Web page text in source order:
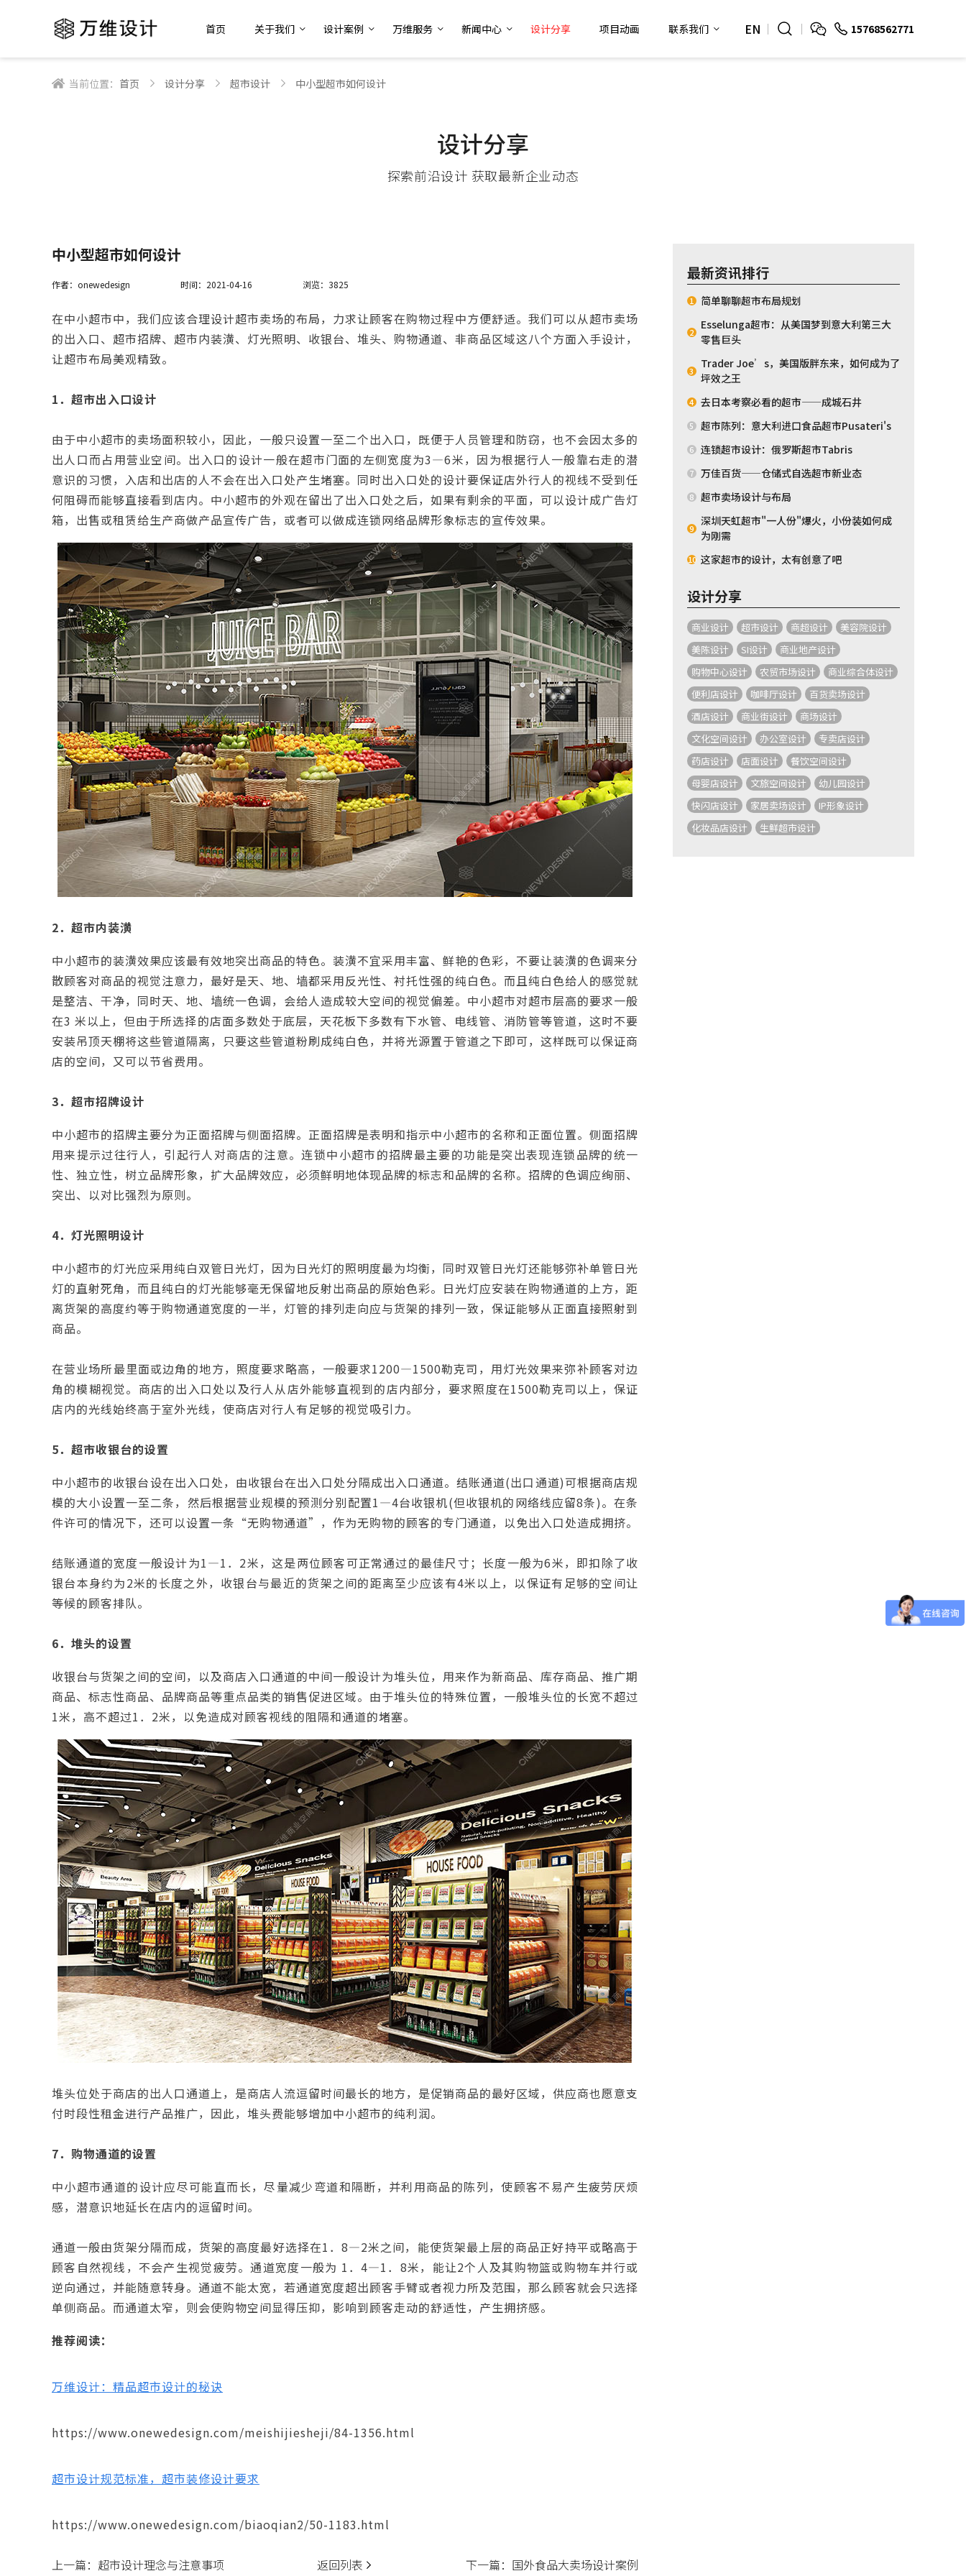
15768562771
EN
首页 关于我们 设计案例 万维服务 新闻中心 设计分享 项目动画 联系我们
当前位置： 首页 设计分享 超市设计 中小型超市如何设计
设计分享
探索前沿设计 获取最新企业动态
中小型超市如何设计
作者：onewedesign 时间：2021-04-16 浏览：3825
在中小超市中，我们应该合理设计超市卖场的布局，力求让顾客在购物过程中方便舒适。我们可以从超市卖场
的出入口、超市招牌、超市内装潢、灯光照明、收银台、堆头、购物通道、非商品区域这八个方面入手设计，
让超市布局美观精致。
1．超市出入口设计
由于中小超市的卖场面积较小，因此，一般只设置一至二个出入口，既便于人员管理和防窃，也不会因太多的
出人口而占用营业空间。出入口的设计一般在超市门面的左侧宽度为3—6米，因为根据行人一般靠右走的潜
意识的习惯，入店和出店的人不会在出入口处产生堵塞。同时出入口处的设计要保证店外行人的视线不受到任
何阻碍而能够直接看到店内。中小超市的外观在留出了出入口处之后，如果有剩余的平面，可以设计成广告灯
箱，出售或租赁给生产商做产品宣传广告，或者可以做成连锁网络品牌形象标志的宣传效果。
2．超市内装潢
中小超市的装潢效果应该最有效地突出商品的特色。装潢不宜采用丰富、鲜艳的色彩，不要让装潢的色调来分
散顾客对商品的视觉注意力，最好是天、地、墙都采用反光性、衬托性强的纯白色。而且纯白色给人的感觉就
是整洁、干净，同时天、地、墙统一色调，会给人造成较大空间的视觉偏差。中小超市对超市层高的要求一般
在3 米以上，但由于所选择的店面多数处于底层，天花板下多数有下水管、电线管、消防管等管道，这时不要
安装吊顶天棚将这些管道隔离，只要这些管道粉刷成纯白色，并将光源置于管道之下即可，这样既可以保证商
店的空间，又可以节省费用。
3．超市招牌设计
中小超市的招牌主要分为正面招牌与侧面招牌。正面招牌是表明和指示中小超市的名称和正面位置。侧面招牌
用来提示过往行人，引起行人对商店的注意。连锁中小超市的招牌最主要的功能是突出表现连锁品牌的统一
性、独立性，树立品牌形象，扩大品牌效应，必须鲜明地体现品牌的标志和品牌的名称。招牌的色调应绚丽、
突出、以对比强烈为原则。
4．灯光照明设计
中小超市的灯光应采用纯白双管日光灯，因为日光灯的照明度最为均衡，同时双管日光灯还能够弥补单管日光
灯的直射死角，而且纯白的灯光能够毫无保留地反射出商品的原始色彩。日光灯应安装在购物通道的上方，距
离货架的高度约等于购物通道宽度的一半，灯管的排列走向应与货架的排列一致，保证能够从正面直接照射到
商品。
在营业场所最里面或边角的地方，照度要求略高，一般要求1200—1500勒克司，用灯光效果来弥补顾客对边
角的模糊视觉。商店的出入口处以及行人从店外能够直视到的店内部分，要求照度在1500勒克司以上，保证
店内的光线始终高于室外光线，使商店对行人有足够的视觉吸引力。
5．超市收银台的设置
中小超市的收银台设在出入口处，由收银台在出入口处分隔成出入口通道。结账通道(出口通道)可根据商店规
模的大小设置一至二条，然后根据营业规模的预测分别配置1—4台收银机(但收银机的网络线应留8条)。在条
件许可的情况下，还可以设置一条“无购物通道”，作为无购物的顾客的专门通道，以免出入口处造成拥挤。
结账通道的宽度一般设计为1—1．2米，这是两位顾客可正常通过的最佳尺寸；长度一般为6米，即扣除了收
银台本身约为2米的长度之外，收银台与最近的货架之间的距离至少应该有4米以上，以保证有足够的空间让
等候的顾客排队。
6．堆头的设置
收银台与货架之间的空间，以及商店入口通道的中间一般设计为堆头位，用来作为新商品、库存商品、推广期
商品、标志性商品、品牌商品等重点品类的销售促进区域。由于堆头位的特殊位置，一般堆头位的长宽不超过
1米，高不超过1．2米，以免造成对顾客视线的阻隔和通道的堵塞。
堆头位处于商店的出人口通道上，是商店人流逗留时间最长的地方，是促销商品的最好区域，供应商也愿意支
付时段性租金进行产品推广，因此，堆头费能够增加中小超市的纯利润。
7．购物通道的设置
中小超市通道的设计应尽可能直而长，尽量减少弯道和隔断，并利用商品的陈列，使顾客不易产生疲劳厌烦
感，潜意识地延长在店内的逗留时间。
通道一般由货架分隔而成，货架的高度最好选择在1．8—2米之间，能使货架最上层的商品正好持平或略高于
顾客自然视线，不会产生视觉疲劳。通道宽度一般为 1．4—1．8米，能让2个人及其购物篮或购物车并行或
逆向通过，并能随意转身。通道不能太宽，若通道宽度超出顾客手臂或者视力所及范围，那么顾客就会只选择
单侧商品。而通道太窄，则会使购物空间显得压抑，影响到顾客走动的舒适性，产生拥挤感。
推荐阅读：
万维设计：精品超市设计的秘诀
https://www.onewedesign.com/meishijiesheji/84-1356.html
超市设计规范标准，超市装修设计要求
https://www.onewedesign.com/biaoqian2/50-1183.html
上一篇： 超市设计理念与注意事项 返回列表 下一篇： 国外食品大卖场设计案例
最新资讯排行
1 简单聊聊超市布局规划
2
Esselunga超市：从美国梦到意大利第三大
零售巨头
3
Trader Joe’s，美国版胖东来，如何成为了
坪效之王
4 去日本考察必看的超市——成城石井
5 超市陈列：意大利进口食品超市Pusateri's
6 连锁超市设计：俄罗斯超市Tabris
7 万佳百货——仓储式自选超市新业态
8 超市卖场设计与布局
9
深圳天虹超市"一人份"爆火，小份装如何成
为刚需
10 这家超市的设计，太有创意了吧
设计分享
商业设计 超市设计 商超设计
美容院设计
美陈设计
SI设计
商业地产设计
购物中心设计
农贸市场设计
商业综合体设计
便利店设计
咖啡厅设计
百货卖场设计
酒店设计
商业街设计
商场设计
文化空间设计
办公室设计
专卖店设计
药店设计
店面设计
餐饮空间设计
母婴店设计
文旅空间设计
幼儿园设计
快闪店设计
家居卖场设计
IP形象设计
化妆品店设计
生鲜超市设计